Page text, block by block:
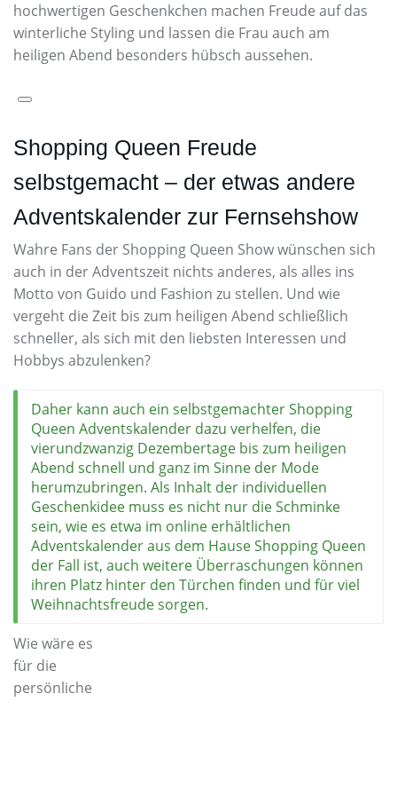
hochwertigen Geschenkchen machen Freude auf das
winterliche Styling und lassen die Frau auch am
heiligen Abend besonders hübsch aussehen.
Shopping Queen Freude
selbstgemacht – der etwas andere
Adventskalender zur Fernsehshow
Wahre Fans der Shopping Queen Show wünschen sich
auch in der Adventszeit nichts anderes, als alles ins
Motto von Guido und Fashion zu stellen. Und wie
vergeht die Zeit bis zum heiligen Abend schließlich
schneller, als sich mit den liebsten Interessen und
Hobbys abzulenken?
Daher kann auch ein selbstgemachter Shopping
Queen Adventskalender dazu verhelfen, die
vierundzwanzig Dezembertage bis zum heiligen
Abend schnell und ganz im Sinne der Mode
herumzubringen. Als Inhalt der individuellen
Geschenkidee muss es nicht nur die Schminke
sein, wie es etwa im online erhältlichen
Adventskalender aus dem Hause Shopping Queen
der Fall ist, auch weitere Überraschungen können
ihren Platz hinter den Türchen finden und für viel
Weihnachtsfreude sorgen.
Wie wäre es
für die
persönliche